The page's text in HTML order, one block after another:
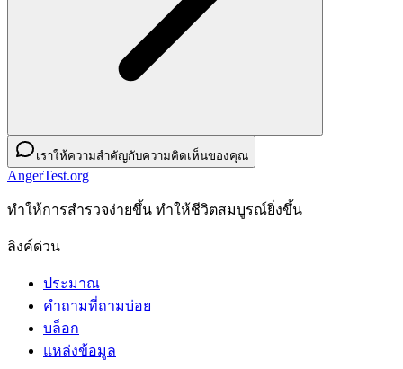
เราให้ความสำคัญกับความคิดเห็นของคุณ
AngerTest.org
ทําให้การสํารวจง่ายขึ้น ทําให้ชีวิตสมบูรณ์ยิ่งขึ้น
ลิงค์ด่วน
ประมาณ
คำถามที่ถามบ่อย
บล็อก
แหล่งข้อมูล